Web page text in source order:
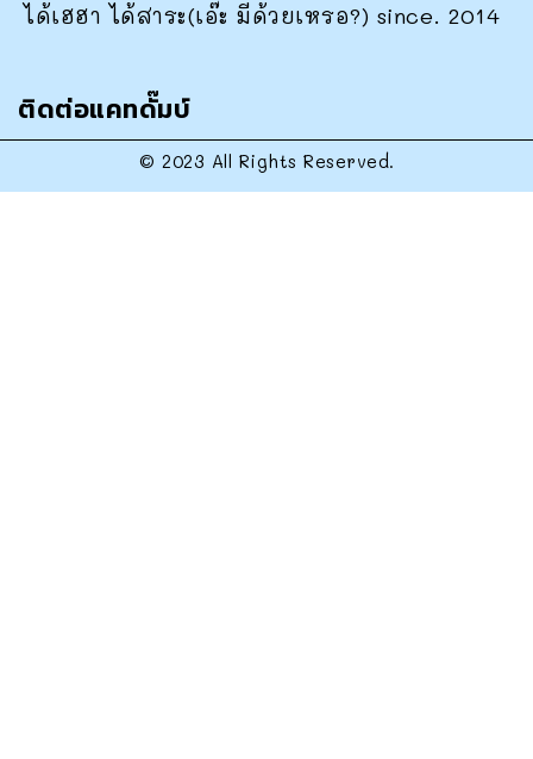
ได้เฮฮา ได้สาระ(เอ๊ะ มีด้วยเหรอ?) since. 2014
ติดต่อแคทดั๊มบ์
© 2023 All Rights Reserved.